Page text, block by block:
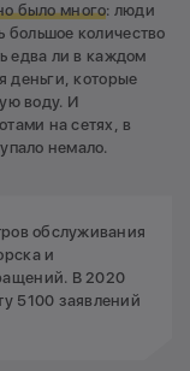
было много: люди
количество
едва ли в каждом
деньги, которые
воду. И
на сетях, в
немало.
обслуживания
и
В 2020
5100 заявлений